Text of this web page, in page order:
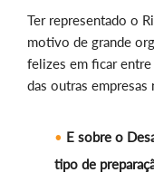
Ter representado o
motivo de grande
felizes em ficar
das outras empresas
E sobre o
tipo de